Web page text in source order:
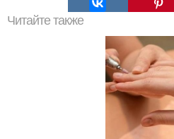
Читайте также